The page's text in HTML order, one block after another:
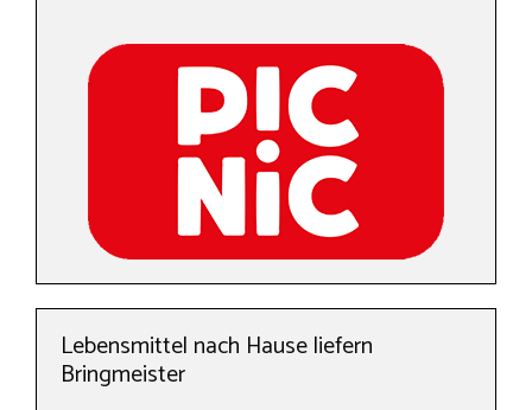
Lebensmittel nach Hause liefern
Bringmeister